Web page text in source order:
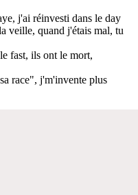
j'ai réinvesti dans le day
veille, quand j'étais mal, tu
fast, ils ont le mort,
race", j'm'invente plus